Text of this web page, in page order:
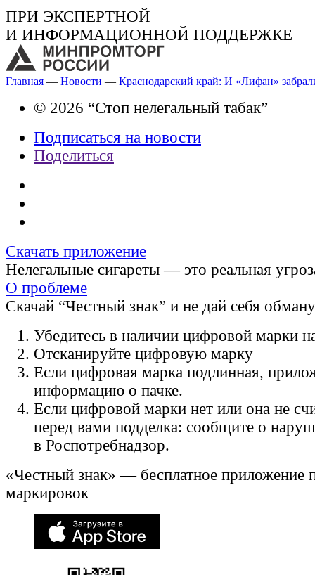
ПРИ ЭКСПЕРТНОЙ
И ИНФОРМАЦИОННОЙ ПОДДЕРЖКЕ
Главная — Новости — Краснодарский край: И «Лифан»
© 2026 “Стоп нелегальный табак”
Подписаться на новости
Поделиться
Скачать приложение
Нелегальные сигареты — это реальная
О проблеме
Скачай “Честный знак” и не дай себя
Убедитесь в наличии цифровой марки
Отсканируйте цифровую марку
Если цифровая марка подлинная,
информацию о пачке.
Если цифровой марки нет или она не
перед вами подделка: сообщите о
в Роспотребнадзор.
«Честный знак» — бесплатное приложение
маркировок